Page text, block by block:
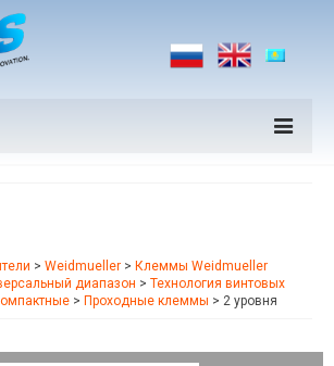
> Weidmueller > Клеммы Weidmueller
диапазон > Технология винтовых
> Проходные клеммы > 2 уровня